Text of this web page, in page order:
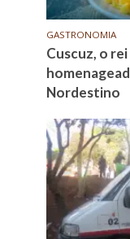
GASTRONOMIA
Cuscuz, o
Nordestino